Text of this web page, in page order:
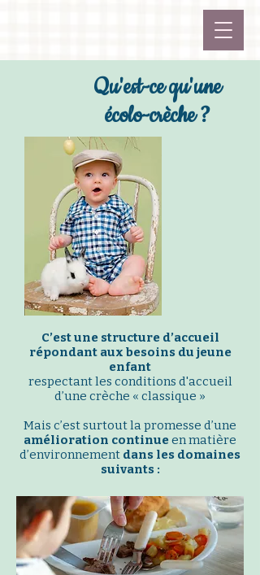
Qu'est-ce qu'une
écolo-crèche ?
C’est une structure d’accueil
répondant aux besoins du jeune
enfant
respectant les conditions d'accueil
d’une crèche « classique »
Mais c’est surtout la promesse d’une
amélioration continueen matière
d’environnement dans les domaines
suivants :